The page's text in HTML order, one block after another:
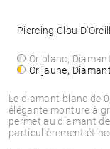
Le diamant blanc de
élégante monture à
permet au diamant
particulièrement
Piercing Clou
Or blanc,
Or jaune,